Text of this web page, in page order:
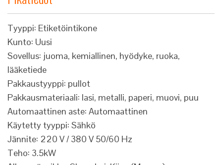
Tyyppi: Etiketöintikone
Kunto: Uusi
Sovellus: juoma, kemiallinen, hyödyke, ruoka,
lääketiede
Pakkaustyyppi: pullot
Pakkausmateriaali: lasi, metalli, paperi, muovi, puu
Automaattinen aste: Automaattinen
Käytetty tyyppi: Sähkö
Jännite: 220 V / 380 V 50/60 Hz
Teho: 3.5kW